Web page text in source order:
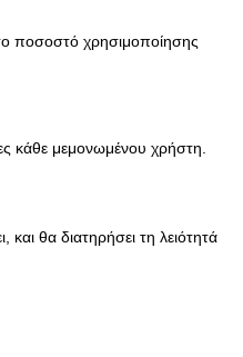
ποσοστό χρησιμοποίησης
κάθε μεμονωμένου χρήστη.
θα διατηρήσει τη λειότητά